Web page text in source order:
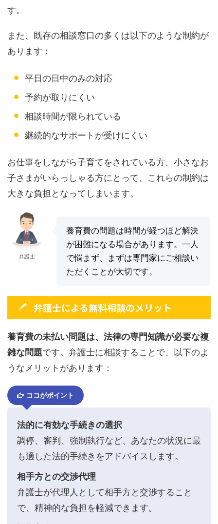
す。
また、既存の相談窓口の多くは以下のような制約が
あります：
平日の日中のみの対応
予約が取りにくい
相談時間が限られている
継続的なサポートが受けにくい
お仕事をしながら子育てをされている方、小さなお
子さまがいらっしゃる方にとって、これらの制約は
大きな負担となってしまいます。
弁護士
養育費の問題は時間が経つほど解決
が困難になる場合があります。一人
で悩まず、まずは専門家にご相談い
ただくことが大切です。
弁護士による無料相談のメリット
養育費の未払い問題は、法律の専門知識が必要な複
雑な問題です。弁護士に相談することで、以下のよ
うなメリットがあります：
ココがポイント
法的に有効な手続きの選択
調停、審判、強制執行など、あなたの状況に最
も適した法的手続きをアドバイスします。
相手方との交渉代理
弁護士が代理人として相手方と交渉すること
で、精神的な負担を軽減できます。